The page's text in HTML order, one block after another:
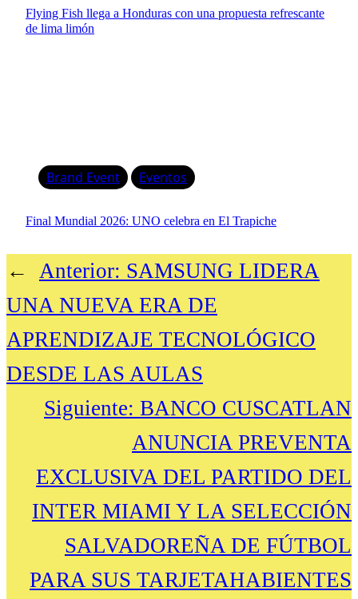
Flying Fish llega a Honduras con una propuesta refrescante
de lima limón
Brand Event Eventos
Final Mundial 2026: UNO celebra en El Trapiche
← Anterior: SAMSUNG LIDERA
UNA NUEVA ERA DE
APRENDIZAJE TECNOLÓGICO
DESDE LAS AULAS
Siguiente: BANCO CUSCATLAN
ANUNCIA PREVENTA
EXCLUSIVA DEL PARTIDO DEL
INTER MIAMI Y LA SELECCIÓN
SALVADOREÑA DE FÚTBOL
PARA SUS TARJETAHABIENTES